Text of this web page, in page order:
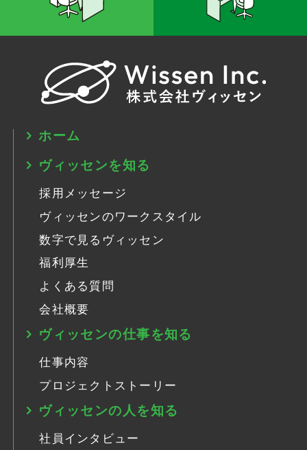
ホーム
ヴィッセンを知る
採用メッセージ
ヴィッセンのワークスタイル
数字で見るヴィッセン
福利厚生
よくある質問
会社概要
ヴィッセンの仕事を知る
仕事内容
プロジェクトストーリー
ヴィッセンの人を知る
社員インタビュー